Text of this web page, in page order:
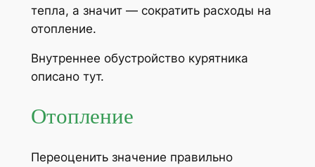
тепла, а значит — сократить расходы на
отопление.
Внутреннее обустройство курятника
описано тут.
Отопление
Переоценить значение правильно